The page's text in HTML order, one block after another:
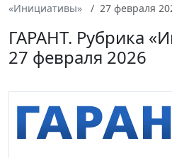
«Инициативы»
27 февраля
ГАРАНТ. Рубрика
27 февраля 2026